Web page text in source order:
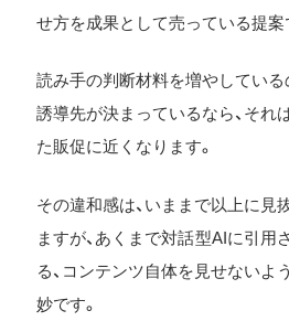
せ方を成果として売っている提案
読み手の判断材料を増やしている
誘導先が決まっているなら、それ
た販促に近くなります。
その違和感は、いままで以上に見
ますが、あくまで対話型AIに引用
る、コンテンツ自体を見せないよ
妙です。